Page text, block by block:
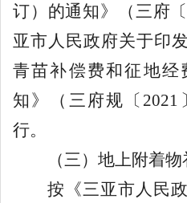
订）的通知》（ 三 府〔
亚市人民政府关于印
青苗补偿费和征地经
知》（三府规 〔 2021
行。
（三）地上附着
按 《三亚市人民